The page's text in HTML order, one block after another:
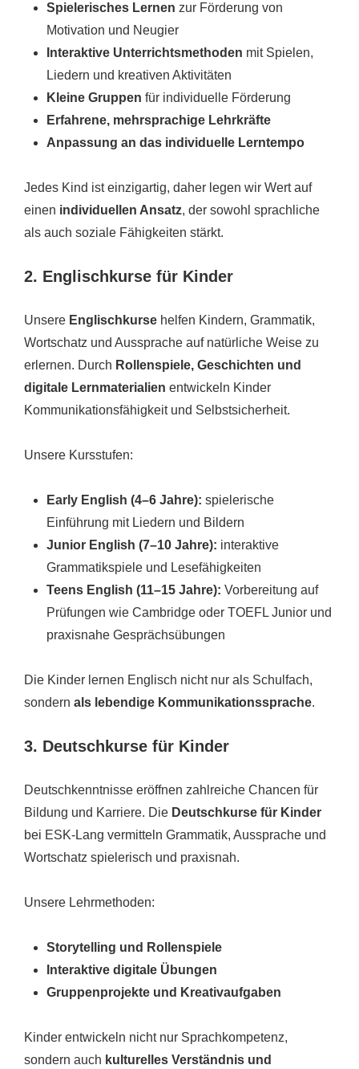
Spielerisches Lernen zur Förderung von
Motivation und Neugier
Interaktive Unterrichtsmethoden mit Spielen,
Liedern und kreativen Aktivitäten
Kleine Gruppen für individuelle Förderung
Erfahrene, mehrsprachige Lehrkräfte
Anpassung an das individuelle Lerntempo
Jedes Kind ist einzigartig, daher legen wir Wert auf
einen individuellen Ansatz, der sowohl sprachliche
als auch soziale Fähigkeiten stärkt.
2. Englischkurse für Kinder
Unsere Englischkurse helfen Kindern, Grammatik,
Wortschatz und Aussprache auf natürliche Weise zu
erlernen. Durch Rollenspiele, Geschichten und
digitale Lernmaterialien entwickeln Kinder
Kommunikationsfähigkeit und Selbstsicherheit.
Unsere Kursstufen:
Early English (4–6 Jahre): spielerische
Einführung mit Liedern und Bildern
Junior English (7–10 Jahre): interaktive
Grammatikspiele und Lesefähigkeiten
Teens English (11–15 Jahre): Vorbereitung auf
Prüfungen wie Cambridge oder TOEFL Junior und
praxisnahe Gesprächsübungen
Die Kinder lernen Englisch nicht nur als Schulfach,
sondern als lebendige Kommunikationssprache.
3. Deutschkurse für Kinder
Deutschkenntnisse eröffnen zahlreiche Chancen für
Bildung und Karriere. Die Deutschkurse für Kinder
bei ESK-Lang vermitteln Grammatik, Aussprache und
Wortschatz spielerisch und praxisnah.
Unsere Lehrmethoden:
Storytelling und Rollenspiele
Interaktive digitale Übungen
Gruppenprojekte und Kreativaufgaben
Kinder entwickeln nicht nur Sprachkompetenz,
sondern auch kulturelles Verständnis und